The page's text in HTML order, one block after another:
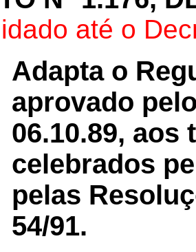
até o
Adapta o
aprovado
06.10.89,
celebrados
pelas
54/91.